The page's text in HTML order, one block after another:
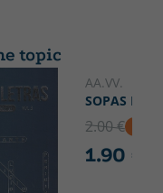
y ¡manos a la
topic
AA.VV.
SOPAS DE
2.00 €
1.90 €